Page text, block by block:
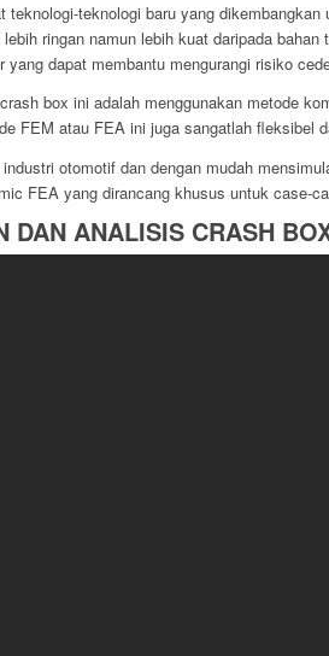
teknologi baru yang
ringan namun lebih kuat daripada
dapat membantu mengurangi risiko
box ini adalah menggunakan metode
FEM atau FEA ini juga sangatlah fleksibel
otomotif dan dengan mudah
FEA yang dirancang khusus untuk case-
DAN ANALISIS CRASH